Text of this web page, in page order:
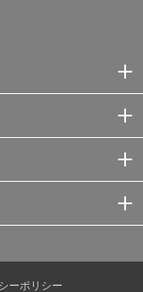
ーポリシー